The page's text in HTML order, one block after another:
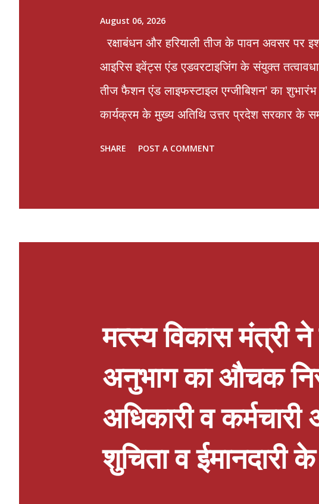
August 06, 2026
रक्षाबंधन और हरियाली तीज के पावन अवसर पर
आइरिस इवेंट्स एंड एडवरटाइजिंग के संयुक्त
तीज फैशन एंड लाइफस्टाइल एग्जीबिशन’ का
कार्यक्रम के मुख्य अतिथि उत्तर प्रदेश सरकार के
ऑर्गेनिक उत्पाद, राखी कलेक्शन, लड्डू गोपाल
SHARE POST A COMMENT
मत्स्य विकास मंत्री
अनुभाग का औचक
अधिकारी व कर्मचारी
शुचिता व ईमानदारी